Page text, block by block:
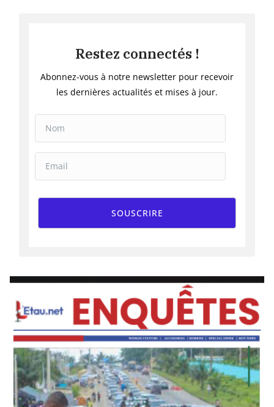
Restez connectés !
Abonnez-vous à notre newsletter pour recevoir
les dernières actualités et mises à jour.
SOUSCRIRE